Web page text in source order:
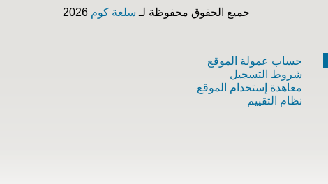
جميع الحقوق محفوظة لـ سلعة كوم
حساب عمولة الموقع
شروط التسجيل
معاهدة إستخدام الموقع
نظام التقييم